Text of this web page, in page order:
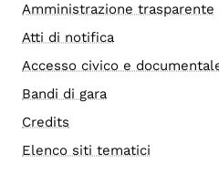
Amministrazione trasparente
Atti di notifica
Accesso civico e
Bandi di gara
Credits
Elenco siti tematici